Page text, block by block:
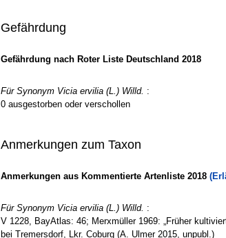
Gefährdung
Gefährdung nach Roter Liste Deutschland 2018
Für Synonym Vicia ervilia (L.) Willd. :
0 ausgestorben oder verschollen
Anmerkungen zum Taxon
Anmerkungen aus Kommentierte Artenliste 2018
Für Synonym Vicia ervilia (L.) Willd. :
V 1228, BayAtlas: 46; Merxmüller 1969: „Früher
bei Tremersdorf, Lkr. Coburg (A. Ulmer 2015, unpubl.)